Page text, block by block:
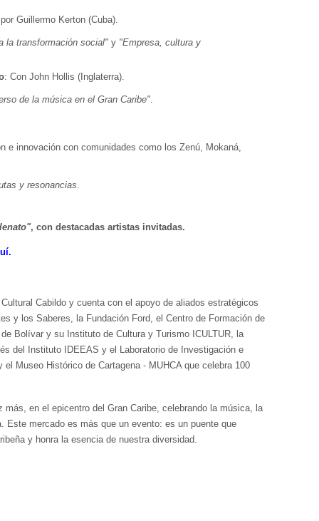
Guillermo Kerton (Cuba).
la transformación social" y "Empresa, cultura y
: Con John Hollis (Inglaterra).
de la música en el Gran Caribe".
e innovación con comunidades como los Zenú, Mokaná,
y resonancias.
, con destacadas artistas invitadas.
Cabildo y cuenta con el apoyo de aliados estratégicos
y los Saberes, la Fundación Ford, el Centro de Formación de
Bolívar y su Instituto de Cultura y Turismo ICULTUR, la
del Instituto IDEEAS y el Laboratorio de Investigación e
Museo Histórico de Cartagena - MUHCA que celebra 100
en el epicentro del Gran Caribe, celebrando la música, la
Este mercado es más que un evento: es un puente que
y honra la esencia de nuestra diversidad.